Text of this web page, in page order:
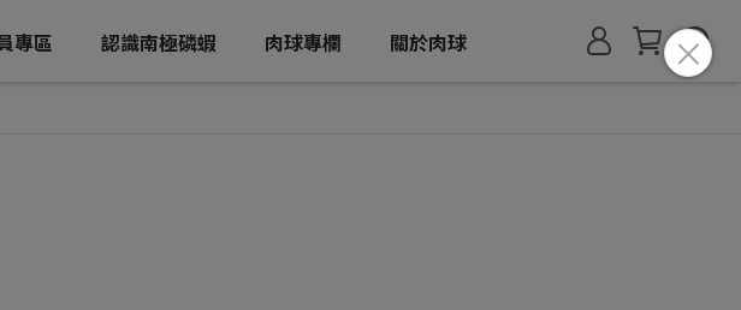
專區 認識南極磷蝦 肉球專欄 關於肉球